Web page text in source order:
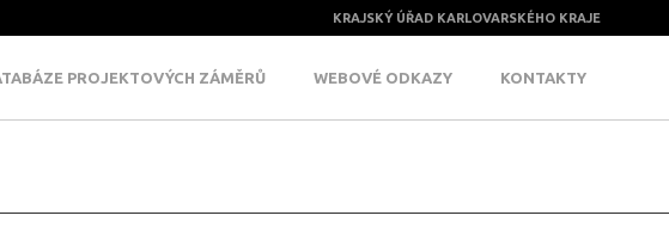
KRAJSKÝ ÚŘAD KARLOVARSKÉHO KRAJE
PROJEKTOVÝCH ZÁMĚRŮ WEBOVÉ ODKAZY KONTAKTY